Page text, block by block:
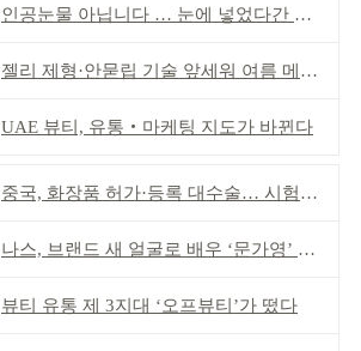
인공눈물 아닙니다 … 눈에 넣었다간 각막 손상
젤리 제형·안묻립 기술 앞세워 여름 메이크업 시장 공략
UAE 뷰티, 유통‧마케팅 지도가 바뀐다
중국, 화장품 허가·등록 대수술… 시험자료 공용 허용
나스, 브랜드 새 얼굴로 배우 ‘문가영’ 발탁
뷰티 유통 제 3지대 ‘오프뷰티’가 떴다